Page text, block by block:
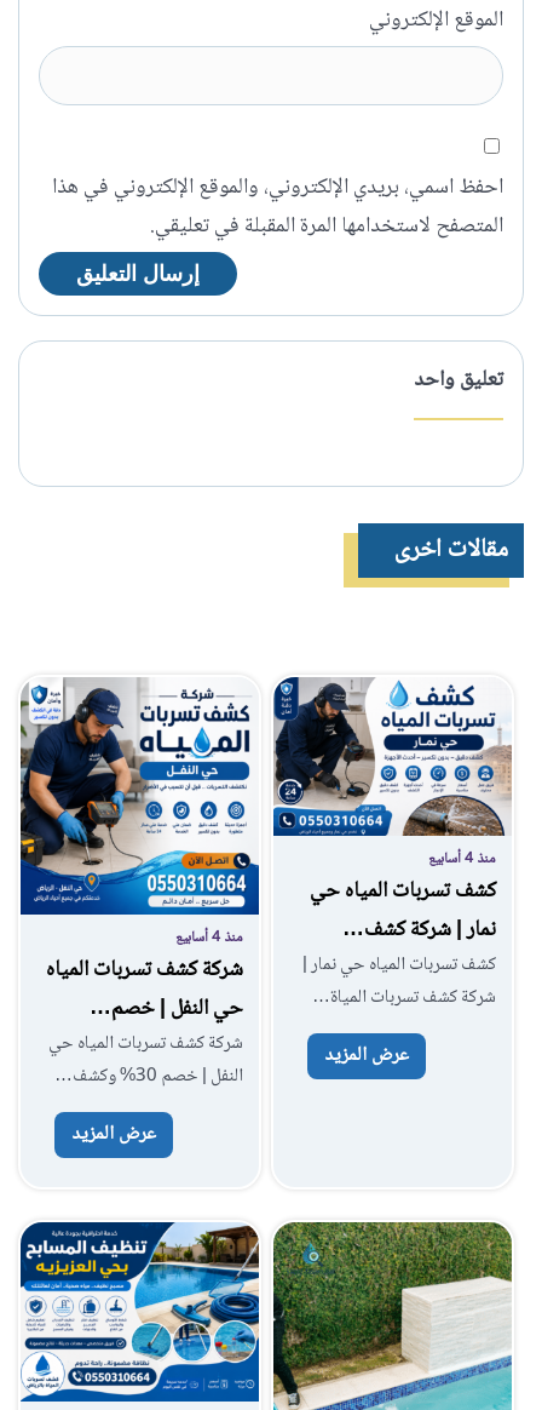
الموقع الإلكتروني
احفظ اسمي، بريدي الإلكتروني، والموقع الإلكتروني في هذا
المتصفح لاستخدامها المرة المقبلة في تعليقي.
تعليق واحد
مقالات اخرى
منذ 4 أسابيع
كشف تسربات المياه حي
نمار | شركة كشف…
كشف تسربات المياه حي نمار |
شركة كشف تسربات المياة…
عرض المزيد
منذ 4 أسابيع
شركة كشف تسربات المياه
حي النفل | خصم…
شركة كشف تسربات المياه حي
النفل | خصم 30% وكشف…
عرض المزيد